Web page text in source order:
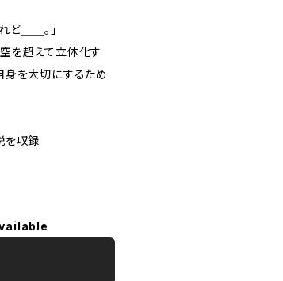
＿＿。」
を超えて立体化す
身を大切にするため
を収録